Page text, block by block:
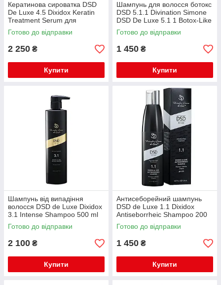
Кератинова сироватка DSD
De Luxe 4.5 Dixidox Keratin
Treatment Serum для
стимуляції росту волосся 200
мл
Готово до відправки
2 250 ₴
Купити
Шампунь для волосся ботокс
DSD 5.1.1 Divination Simone
DSD De Luxe 5.1 1 Botox-Like
Hair Therapy de Luxe
Shampoo 200 мл
Готово до відправки
1 450 ₴
Купити
Шампунь від випадіння
волосся DSD de Luxe Dixidox
3.1 Intense Shampoo 500 ml
Готово до відправки
2 100 ₴
Купити
Антисеборейний шампунь
DSD de Luxe 1.1 Dixidox
Antiseborrheic Shampoo 200
ml
Готово до відправки
1 450 ₴
Купити